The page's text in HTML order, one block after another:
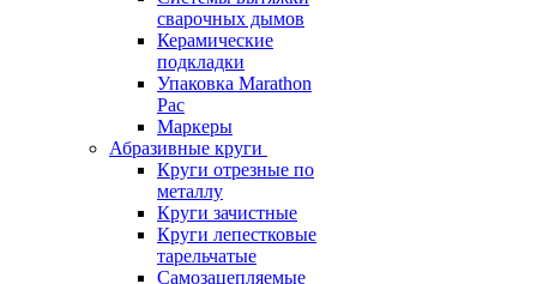
сварочных дымов
Керамические
подкладки
Упаковка Marathon
Pac
Маркеры
Абразивные круги
Круги отрезные по
металлу
Круги зачистные
Круги лепестковые
тарельчатые
Самозацепляемые